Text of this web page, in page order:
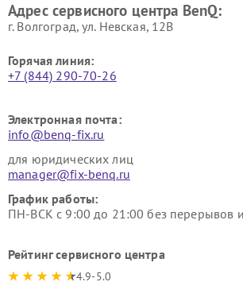
Адрес сервисного центра BenQ:
г. Волгоград, ул. Невская, 12В
Горячая линия:
+7 (844) 290-70-26
Электронная почта:
info@benq-fix.ru
для юридических лиц
manager@fix-benq.ru
График работы:
ПН-ВСК с 9:00 до 21:00 без перерывов
Рейтинг сервисного центра
4.9-5.0